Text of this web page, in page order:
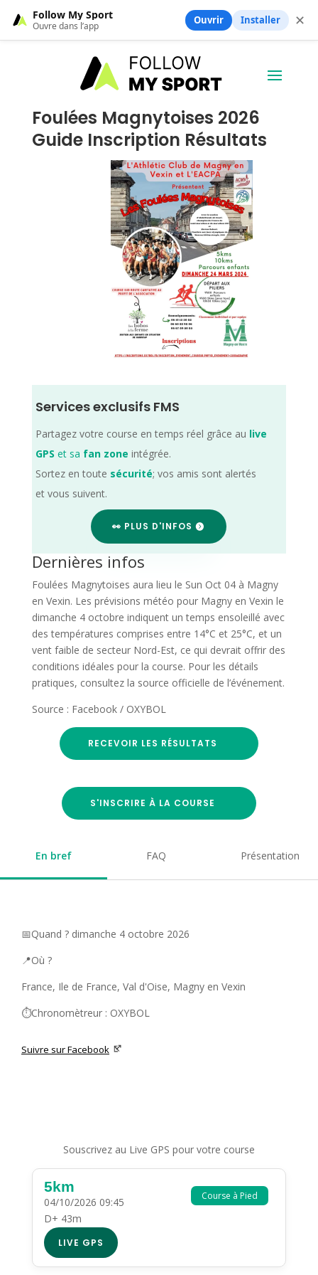
Foulées Magnytoises 2026
Guide Inscription Résultats
Services exclusifs FMS
Partagez votre course en temps réel grâce au live
GPS et sa fan zone intégrée.
Sortez en toute sécurité; vos amis sont alertés
et vous suivent.
👀 PLUS D'INFOS
Dernières infos
Foulées Magnytoises aura lieu le Sun Oct 04 à Magny
en Vexin. Les prévisions météo pour Magny en Vexin le
dimanche 4 octobre indiquent un temps ensoleillé avec
des températures comprises entre 14°C et 25°C, et un
vent faible de secteur Nord-Est, ce qui devrait offrir des
conditions idéales pour la course. Pour les détails
pratiques, consultez la source officielle de l’événement.
Source : Facebook / OXYBOL
RECEVOIR LES RÉSULTATS
S'INSCRIRE À LA COURSE
En bref FAQ Présentation
📅Quand ? dimanche 4 octobre 2026
📍Où ?
France, Ile de France, Val d'Oise, Magny en Vexin
⏱️Chronomètreur : OXYBOL
Suivre sur Facebook
Souscrivez au Live GPS pour votre course
Course à Pied
5km
04/10/2026 09:45
D+ 43m
LIVE GPS
Follow My Sport
Ouvre dans l’app Ouvrir Installer ✕